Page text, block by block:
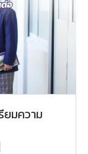
ยมความ